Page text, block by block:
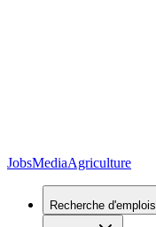
JobsMediaAgriculture
Recherche d'emplois